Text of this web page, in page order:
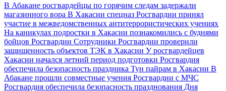
В Абакане росгвардейцы по горячим следам задержали
магазинного вора В Хакасии спецназ Росгвардии принял
участие в межведомственных антитеррористических учениях
На каникулах подростки в Хакасии познакомились с буднями
бойцов Росгвардии Сотрудники Росгвардии проверили
защищенность объектов ТЭК в Хакасии У росгвардейцев
Хакасии начался летний период подготовки Росгвардия
обеспечила безопасность праздника Тун пайрам в Хакасии В
Абакане прошли совместные учения Росгвардии с МЧС
Росгвардия обеспечила безопасность празднования Дня